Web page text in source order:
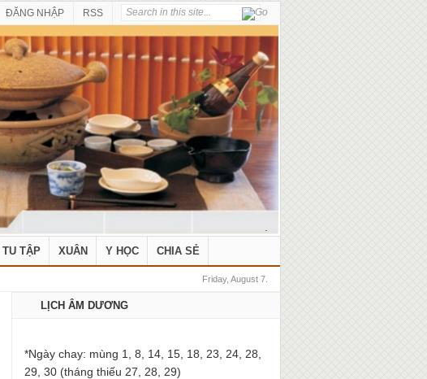
ĐĂNG NHẬP RSS
TU TẬP XUÂN Y HỌC CHIA SẺ
Friday, August 7.
LỊCH ÂM DƯƠNG
*Ngày chay: mùng 1, 8, 14, 15, 18, 23, 24, 28,
29, 30 (tháng thiếu 27, 28, 29)